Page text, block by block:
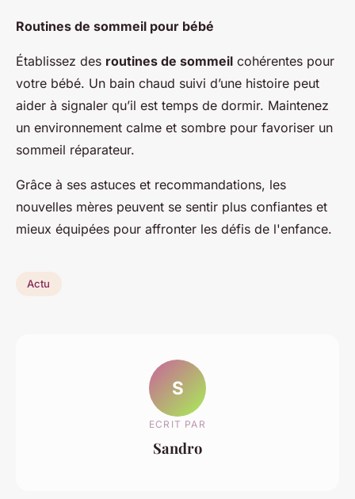
Routines de sommeil pour bébé
Établissez des routines de sommeil cohérentes pour
votre bébé. Un bain chaud suivi d’une histoire peut
aider à signaler qu’il est temps de dormir. Maintenez
un environnement calme et sombre pour favoriser un
sommeil réparateur.
Grâce à ses astuces et recommandations, les
nouvelles mères peuvent se sentir plus confiantes et
mieux équipées pour affronter les défis de l'enfance.
Actu
S
ECRIT PAR
Sandro